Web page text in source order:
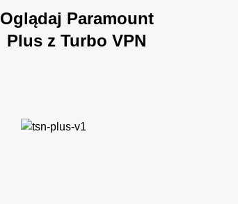
Oglądaj Paramount
Plus z Turbo VPN